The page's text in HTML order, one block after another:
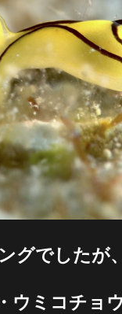
グでしたが
ウミコチョ